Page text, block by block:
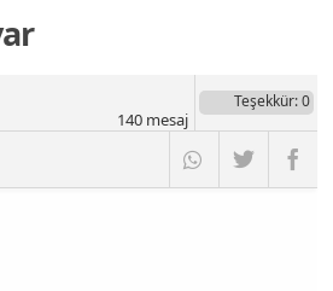
Teşekkür: 0
140mesaj